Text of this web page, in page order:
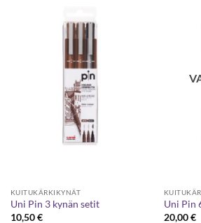
KUITUKÄRKIKYNÄT
Uni Pin 3 kynän setit
10,50€
Uni Pin
20,00€